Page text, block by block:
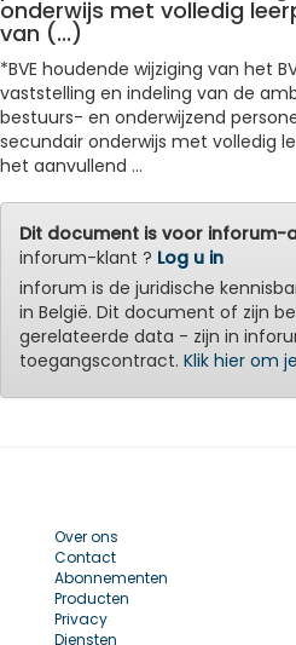
onderwijs met volledig
van (...)
*BVE houdende wijziging van het
vaststelling en indeling van de
bestuurs- en onderwijzend
secundair onderwijs met volledig
het aanvullend ...
Dit document is voor inforum-
inforum-klant ? Log u in
inforum is de juridische
in België. Dit document of zijn
gerelateerde data - zijn in
toegangscontract. Klik hier om
Over ons
Contact
Abonnementen
Producten
Privacy
Diensten